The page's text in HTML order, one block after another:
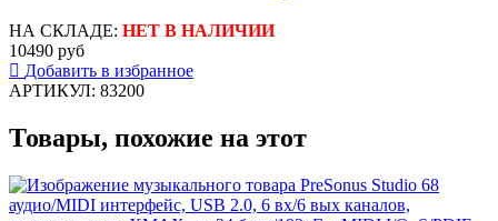
НА СКЛАДЕ: НЕТ В НАЛИЧИИ
10490 руб
Добавить в избранное
АРТИКУЛ: 83200
Товары, похожие на этот